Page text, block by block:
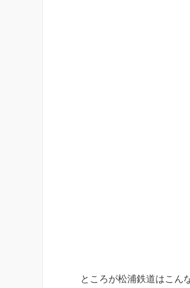
ところが松浦鉄道はこん